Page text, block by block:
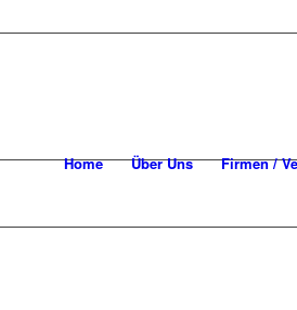
Home Über Uns Firmen /